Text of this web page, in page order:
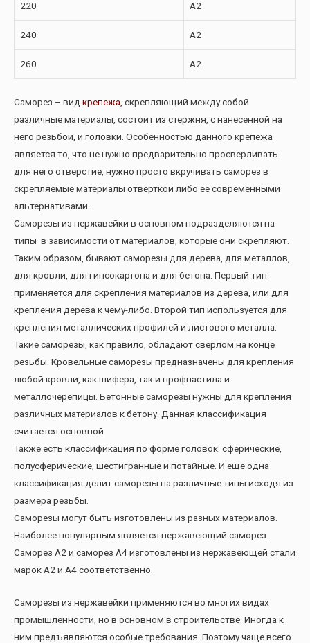
220 A2
240 A2
260 A2
Саморез – вид крепежа , скрепляющий между собой
различные материалы, состоит из стержня, с нанесенной на
него резьбой, и головки. Особенностью данного крепежа
является то, что не нужно предварительно просверливать
для него отверстие, нужно просто вкручивать саморез в
скрепляемые материалы отверткой либо ее современными
альтернативами.
Саморезы из нержавейки в основном подразделяются на
типы в зависимости от материалов, которые они скрепляют.
Таким образом, бывают саморезы для дерева, для металлов,
для кровли, для гипсокартона и для бетона. Первый тип
применяется для скрепления материалов из дерева, или для
крепления дерева к чему-либо. Второй тип используется для
крепления металлических профилей и листового металла.
Такие саморезы, как правило, обладают сверлом на конце
резьбы. Кровельные саморезы предназначены для крепления
любой кровли, как шифера, так и профнастила и
металлочерепицы. Бетонные саморезы нужны для крепления
различных материалов к бетону. Данная классификация
считается основной.
Также есть классификация по форме головок: сферические,
полусферические, шестигранные и потайные. И еще одна
классификация делит саморезы на различные типы исходя из
размера резьбы.
Саморезы могут быть изготовлены из разных материалов.
Наиболее популярным является нержавеющий саморез.
Саморез А2 и саморез А4 изготовлены из нержавеющей стали
марок А2 и А4 соответственно.
Саморезы из нержавейки применяются во многих видах
промышленности, но в основном в строительстве. Иногда к
ним предъявляются особые требования. Поэтому чаще всего